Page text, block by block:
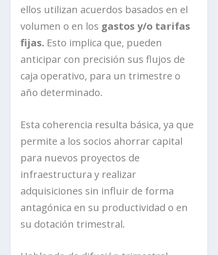
ellos utilizan acuerdos basados en el
volumen o en los gastos y/o tarifas
fijas. Esto implica que, pueden
anticipar con precisión sus flujos de
caja operativo, para un trimestre o
año determinado.
Esta coherencia resulta básica, ya que
permite a los socios ahorrar capital
para nuevos proyectos de
infraestructura y realizar
adquisiciones sin influir de forma
antagónica en su productividad o en
su dotación trimestral.